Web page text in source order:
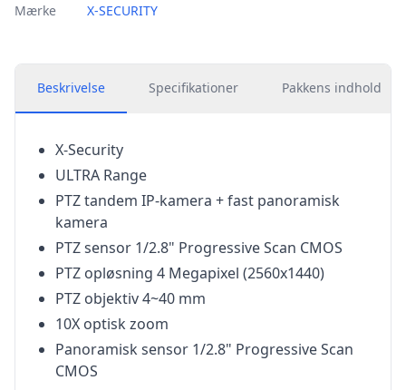
Mærke
X-SECURITY
Beskrivelse Specifikationer Pakkens indhold
X-Security
ULTRA Range
PTZ tandem IP-kamera + fast panoramisk
kamera
PTZ sensor 1/2.8" Progressive Scan CMOS
PTZ opløsning 4 Megapixel (2560x1440)
PTZ objektiv 4~40 mm
10X optisk zoom
Panoramisk sensor 1/2.8" Progressive Scan
CMOS